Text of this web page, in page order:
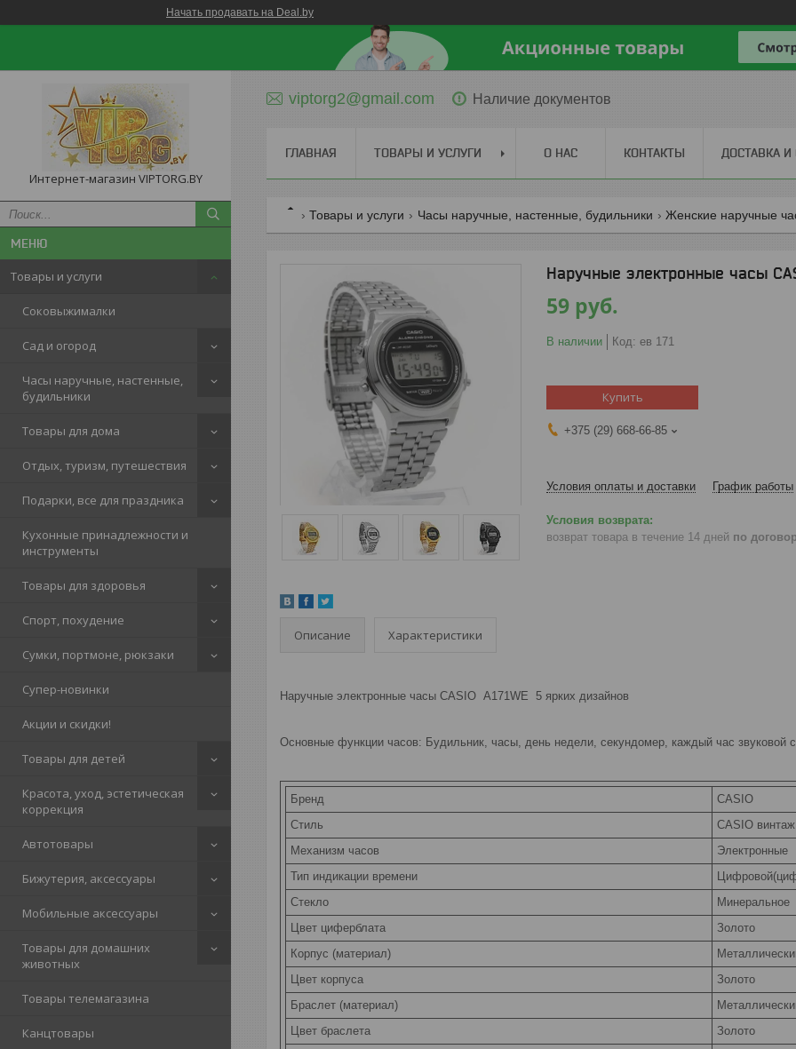
Начать продавать на Deal.by
Интернет-магазин VIPTORG.BY
Товары и услуги
Соковыжималки
Сад и огород
Часы наручные, настенные,
будильники
Товары для дома
Отдых, туризм, путешествия
Подарки, все для праздника
Кухонные принадлежности и
инструменты
Товары для здоровья
Спорт, похудение
Сумки, портмоне, рюкзаки
Супер-новинки
Акции и скидки!
Товары для детей
Красота, уход, эстетическая
коррекция
Автотовары
Бижутерия, аксессуары
Мобильные аксессуары
Товары для домашних
животных
Товары телемагазина
Канцтовары
viptorg2@gmail.com Наличие документов
ГЛАВНАЯ ТОВАРЫ И УСЛУГИ О НАС КОНТАКТЫ ДОСТАВКА И
Товары и услуги Часы наручные, настенные, будильники Женские наручные
Наручные электронные часы
59 руб.
В наличии Код: ев 171
Купить
+375 (29) 668-66-85
Условия оплаты и доставки График работы
возврат товара в течение 14 дней по
Описание Характеристики
Наручные электронные часы CASIO A171WE 5 ярких дизайнов
Основные функции часов: Будильник, часы, день недели, секундомер, каждый час звуковой
Бренд
CASIO
Стиль
CASIO винтаж
Механизм часов
Электронные
Тип индикации времени
Стекло
Минеральное
Цвет циферблата
Золото
Корпус (материал)
Цвет корпуса
Золото
Браслет (материал)
Цвет браслета
Золото